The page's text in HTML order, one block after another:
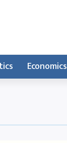
Economics